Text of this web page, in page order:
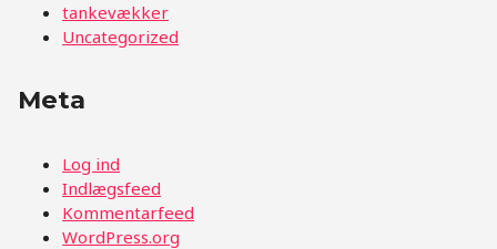
tankevækker
Uncategorized
Meta
Log ind
Indlægsfeed
Kommentarfeed
WordPress.org